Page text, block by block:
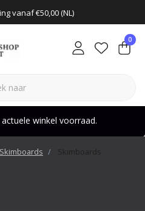
vanaf €50,00 (NL)
0
winkel voorraad.
Skimboards Skimboards